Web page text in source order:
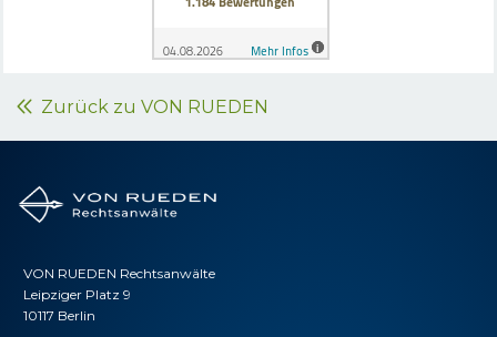
Zurück zu VON RUEDEN
VON RUEDEN Rechtsanwälte
Leipziger Platz 9
10117 Berlin